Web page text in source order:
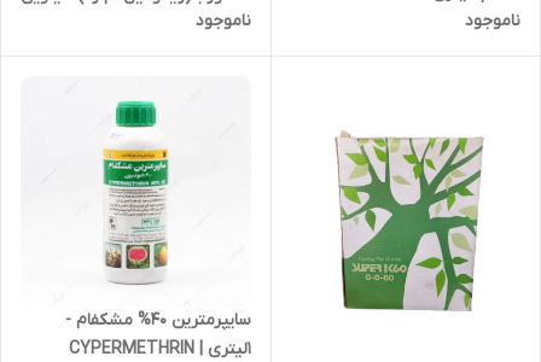
ناموجود
آریاشیمی Metalaxyl Mancozeb
ناموجود
سایپرمترین 40% مشکفام -
1لیتری | CYPERMETHRIN